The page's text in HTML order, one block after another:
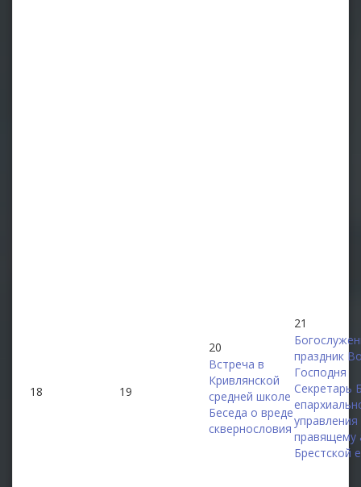
18 19
20
Встреча в
Кривлянской
средней школе
Беседа о вреде
сквернословия
21
праздник
Господня
Секретарь
правящему
Брестской